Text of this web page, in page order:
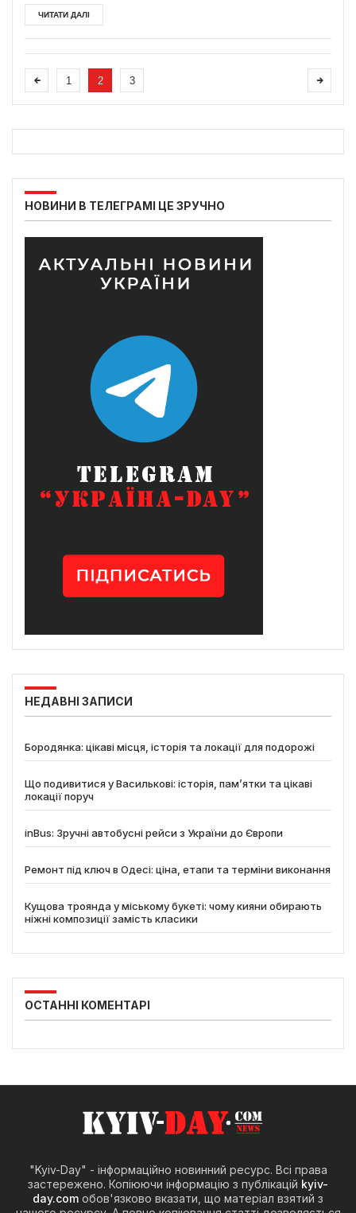
ЧИТАТИ ДАЛІ
1 2 3
НОВИНИ В ТЕЛЕГРАМІ ЦЕ ЗРУЧНО
НЕДАВНІ ЗАПИСИ
Бородянка: цікаві місця, історія та локації для подорожі
Що подивитися у Василькові: історія, пам’ятки та цікаві
локації поруч
inBus: Зручні автобусні рейси з України до Європи
Ремонт під ключ в Одесі: ціна, етапи та терміни виконання
Кущова троянда у міському букеті: чому кияни обирають
ніжні композиції замість класики
ОСТАННІ КОМЕНТАРІ
"Kyiv-Day" - інформаційно новинний ресурс. Всі права
застережено. Копіюючи інформацію з публікацій kyiv-
day.com обов'язково вказати, що матеріал взятий з